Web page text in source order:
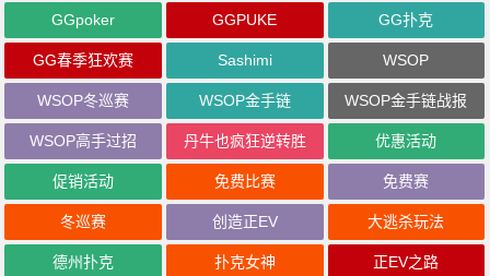
GGpoker GGPUKE GG扑克
GG春季狂欢赛 Sashimi WSOP
WSOP冬巡赛 WSOP金手链 WSOP金手链战报
WSOP高手过招 丹牛也疯狂逆转胜 优惠活动
促销活动 免费比赛 免费赛
冬巡赛 创造正EV 大逃杀玩法
德州扑克 扑克女神 正EV之路